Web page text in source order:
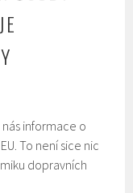
informace o
To není sice nic
dopravních